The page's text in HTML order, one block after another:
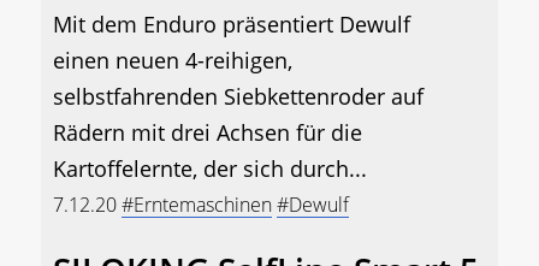
Mit dem Enduro präsentiert Dewulf
einen neuen 4-reihigen,
selbstfahrenden Siebkettenroder auf
Rädern mit drei Achsen für die
Kartoffelernte, der sich durch...
7.12.20#Erntemaschinen#Dewulf